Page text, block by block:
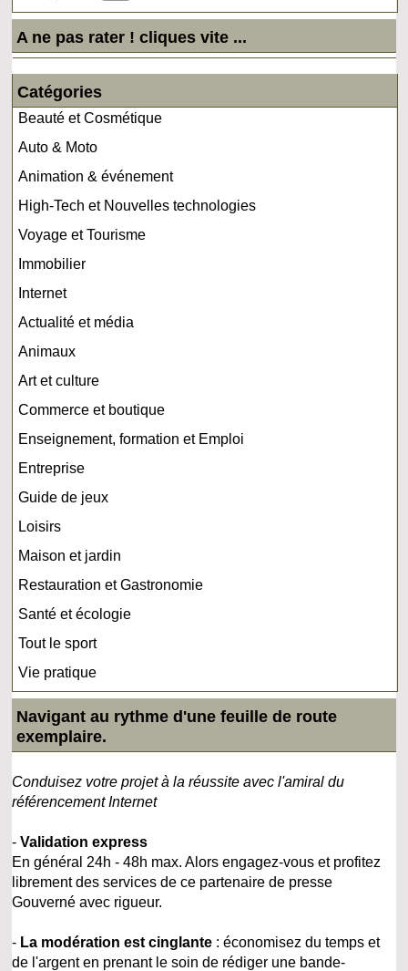
A ne pas rater ! cliques vite ...
Catégories
Beauté et Cosmétique
Auto & Moto
Animation & événement
High-Tech et Nouvelles technologies
Voyage et Tourisme
Immobilier
Internet
Actualité et média
Animaux
Art et culture
Commerce et boutique
Enseignement, formation et Emploi
Entreprise
Guide de jeux
Loisirs
Maison et jardin
Restauration et Gastronomie
Santé et écologie
Tout le sport
Vie pratique
Navigant au rythme d'une feuille de route
exemplaire.
Conduisez votre projet à la réussite avec l'amiral du
référencement Internet
-Validation express
En général 24h - 48h max. Alors engagez-vous et profitez
librement des services de ce partenaire de presse
Gouverné avec rigueur.
- La modération est cinglante : économisez du temps et
de l'argent en prenant le soin de rédiger une bande-